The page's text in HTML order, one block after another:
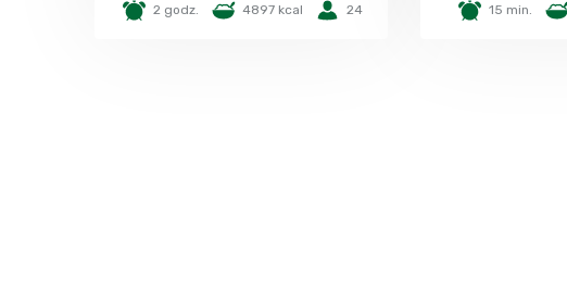
2 godz. 4897 kcal 24 15 min.